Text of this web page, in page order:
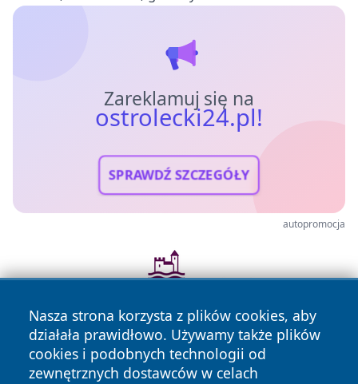
Zareklamuj się na
ostrolecki24.pl!
SPRAWDŹ SZCZEGÓŁY
autopromocja
Nasza strona korzysta z plików cookies, aby
działała prawidłowo. Używamy także plików
cookies i podobnych technologii od
zewnętrznych dostawców w celach